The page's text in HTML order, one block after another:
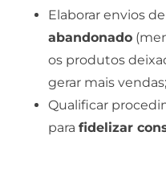
Elaborar envios de
abandonado
os produtos
gerar mais vendas;
Qualificar
para fidelizar